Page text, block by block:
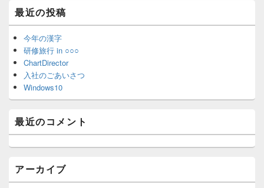
ド
バ
ー
ウ
ジ
ェ
ッ
ト
リ
ア
最近の投稿
今年の漢字
研修旅行 in ○○○
ChartDirector
入社のごあいさつ
Windows10
最近のコメント
アーカイブ